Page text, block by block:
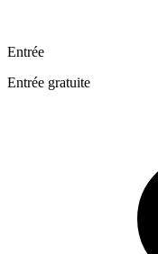
Entrée
Entrée gratuite